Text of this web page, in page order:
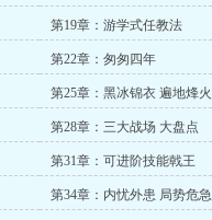
第19章：游学式任教法
第22章：匆匆四年
第25章：黑冰锦衣 遍地烽火
第28章：三大战场 大盘点
第31章：可进阶技能戟王
第34章：内忧外患 局势危急